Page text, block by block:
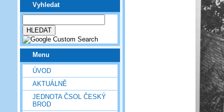
Vyhledat
Menu
ÚVOD
AKTUÁLNĚ
JEDNOTA ČSOL ČESKÝ
BROD